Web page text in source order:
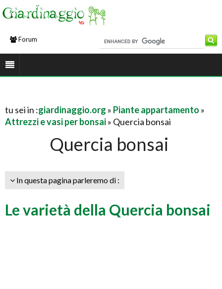
Forum
tu sei in :giardinaggio.org » Piante appartamento »
Attrezzi e vasi per bonsai» Quercia bonsai
Quercia bonsai
In questa pagina parleremo di :
Le varietà della Quercia bonsai